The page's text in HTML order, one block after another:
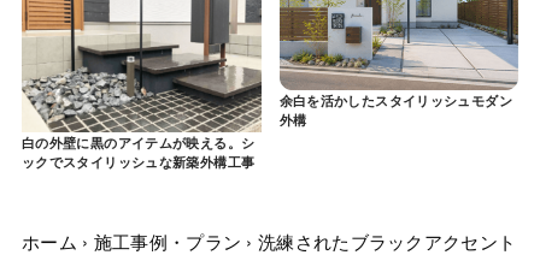
白の外壁に黒のアイテムが映える。シ
ックでスタイリッシュな新築外構工事
余白を活かしたスタイリッシュモダン
外構
ホーム › 施工事例・プラン › 洗練されたブラックアクセント